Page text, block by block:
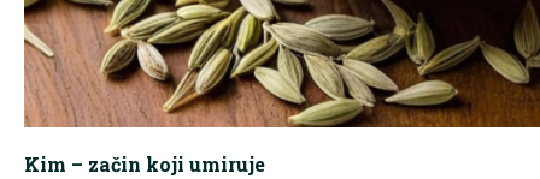
Kim – začin koji umiruje